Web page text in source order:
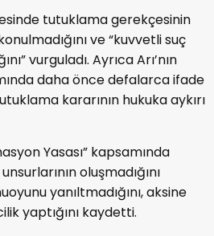
tutuklama gerekçesinin
ve “kuvvetli suç
vurguladı. Ayrıca Arı’nın
daha önce defalarca ifade
kararının hukuka aykırı
Yasası” kapsamında
oluşmadığını
yanıltmadığını, aksine
yaptığını kaydetti.